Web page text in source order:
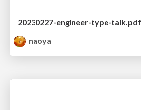
20230227-engineer-type-talk.pdf
naoya